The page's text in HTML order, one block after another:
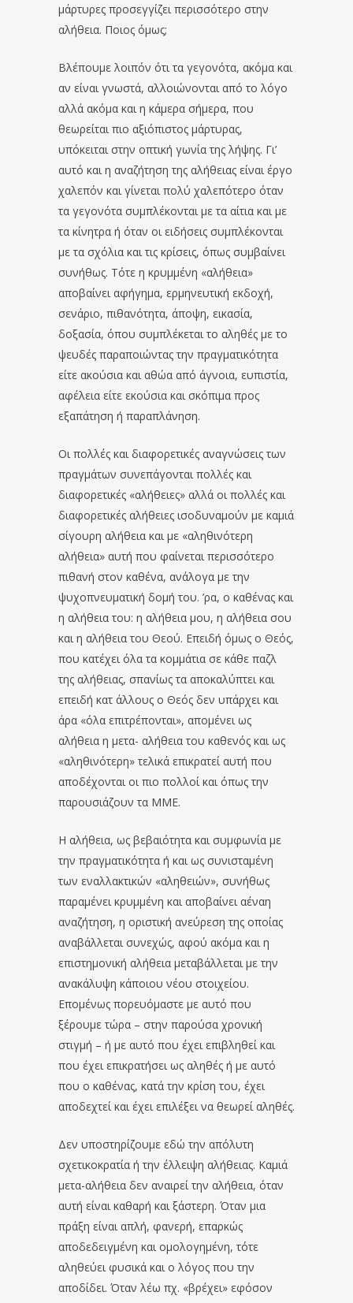
μάρτυρες προσεγγίζει περισσότερο στην
αλήθεια. Ποιος όμως;
Βλέπουμε λοιπόν ότι τα γεγονότα, ακόμα και
αν είναι γνωστά, αλλοιώνονται από το λόγο
αλλά ακόμα και η κάμερα σήμερα, που
θεωρείται πιο αξιόπιστος μάρτυρας,
υπόκειται στην οπτική γωνία της λήψης. Γι’
αυτό και η αναζήτηση της αλήθειας είναι έργο
χαλεπόν και γίνεται πολύ χαλεπότερο όταν
τα γεγονότα συμπλέκονται με τα αίτια και με
τα κίνητρα ή όταν οι ειδήσεις συμπλέκονται
με τα σχόλια και τις κρίσεις, όπως συμβαίνει
συνήθως. Τότε η κρυμμένη «αλήθεια»
αποβαίνει αφήγημα, ερμηνευτική εκδοχή,
σενάριο, πιθανότητα, άποψη, εικασία,
δοξασία, όπου συμπλέκεται το αληθές με το
ψευδές παραποιώντας την πραγματικότητα
είτε ακούσια και αθώα από άγνοια, ευπιστία,
αφέλεια είτε εκούσια και σκόπιμα προς
εξαπάτηση ή παραπλάνηση.
Οι πολλές και διαφορετικές αναγνώσεις των
πραγμάτων συνεπάγονται πολλές και
διαφορετικές «αλήθειες» αλλά οι πολλές και
διαφορετικές αλήθειες ισοδυναμούν με καμιά
σίγουρη αλήθεια και με «αληθινότερη
αλήθεια» αυτή που φαίνεται περισσότερο
πιθανή στον καθένα, ανάλογα με την
ψυχοπνευματική δομή του. ’ρα, ο καθένας και
η αλήθεια του: η αλήθεια μου, η αλήθεια σου
και η αλήθεια του Θεού. Επειδή όμως ο Θεός,
που κατέχει όλα τα κομμάτια σε κάθε παζλ
της αλήθειας, σπανίως τα αποκαλύπτει και
επειδή κατ άλλους ο Θεός δεν υπάρχει και
άρα «όλα επιτρέπονται», απομένει ως
αλήθεια η μετα- αλήθεια του καθενός και ως
«αληθινότερη» τελικά επικρατεί αυτή που
αποδέχονται οι πιο πολλοί και όπως την
παρουσιάζουν τα ΜΜΕ.
Η αλήθεια, ως βεβαιότητα και συμφωνία με
την πραγματικότητα ή και ως συνισταμένη
των εναλλακτικών «αληθειών», συνήθως
παραμένει κρυμμένη και αποβαίνει αέναη
αναζήτηση, η οριστική ανεύρεση της οποίας
αναβάλλεται συνεχώς, αφού ακόμα και η
επιστημονική αλήθεια μεταβάλλεται με την
ανακάλυψη κάποιου νέου στοιχείου.
Επομένως πορευόμαστε με αυτό που
ξέρουμε τώρα – στην παρούσα χρονική
στιγμή – ή με αυτό που έχει επιβληθεί και
που έχει επικρατήσει ως αληθές ή με αυτό
που ο καθένας, κατά την κρίση του, έχει
αποδεχτεί και έχει επιλέξει να θεωρεί αληθές.
Δεν υποστηρίζουμε εδώ την απόλυτη
σχετικοκρατία ή την έλλειψη αλήθειας. Καμιά
μετα-αλήθεια δεν αναιρεί την αλήθεια, όταν
αυτή είναι καθαρή και ξάστερη. Όταν μια
πράξη είναι απλή, φανερή, επαρκώς
αποδεδειγμένη και ομολογημένη, τότε
αληθεύει φυσικά και ο λόγος που την
αποδίδει. Όταν λέω πχ. «βρέχει» εφόσον